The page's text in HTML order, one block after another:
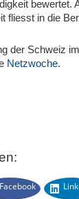
bewertet.
fliesst in die
der Schweiz
Netzwoche.
Facebook